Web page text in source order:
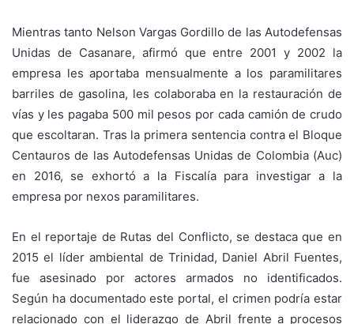
Mientras tanto Nelson Vargas Gordillo de las Autodefensas
Unidas de Casanare, afirmó que entre 2001 y 2002 la
empresa les aportaba mensualmente a los paramilitares
barriles de gasolina, les colaboraba en la restauración de
vías y les pagaba 500 mil pesos por cada camión de crudo
que escoltaran. Tras la primera sentencia contra el Bloque
Centauros de las Autodefensas Unidas de Colombia (Auc)
en 2016, se exhortó a la Fiscalía para investigar a la
empresa por nexos paramilitares.
En el reportaje de Rutas del Conflicto, se destaca que en
2015 el líder ambiental de Trinidad, Daniel Abril Fuentes,
fue asesinado por actores armados no identificados.
Según ha documentado este portal, el crimen podría estar
relacionado con el liderazgo de Abril frente a procesos